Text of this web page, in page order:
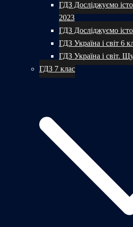
ГДЗ Досліджуємо
2023
ГДЗ Досліджуємо
ГДЗ Україна і світ 6
ГДЗ Україна і світ.
ГДЗ 7 клас